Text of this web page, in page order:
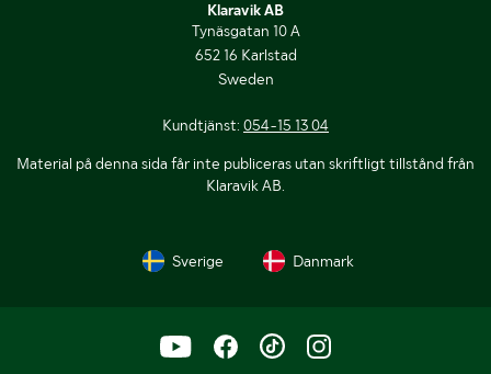
Klaravik AB
Tynäsgatan 10 A
652 16 Karlstad
Sweden
Kundtjänst: 054-15 13 04
Material på denna sida får inte publiceras utan skriftligt tillstånd från
Klaravik AB.
Sverige Danmark